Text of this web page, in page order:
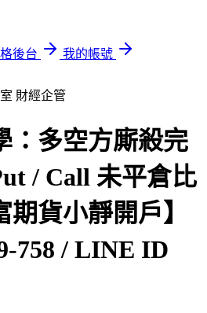
後台
我的帳號
財經企管
多空方廝殺完
/ Call 未平倉比
貨小靜開戶】
758 / LINE ID